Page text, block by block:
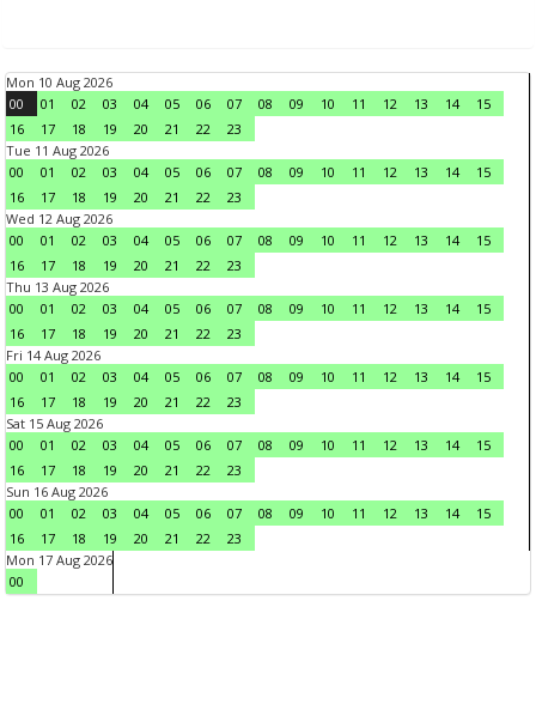
Mon 10 Aug 2026
00
01 02 03 04 05 06 07 08 09 10 11 12 13 14
15
16
17 18 19 20 21 22
23
Tue 11 Aug 2026
00
01 02 03 04 05 06 07 08 09 10 11 12 13 14
15
16
17 18 19 20 21 22
23
Wed 12 Aug 2026
00
01 02 03 04 05 06 07 08 09 10 11 12 13 14
15
16
17 18 19 20 21 22
23
Thu 13 Aug 2026
00
01 02 03 04 05 06 07 08 09 10 11 12 13 14
15
16
17 18 19 20 21 22
23
Fri 14 Aug 2026
00
01 02 03 04 05 06 07 08 09 10 11 12 13 14
15
16
17 18 19 20 21 22
23
Sat 15 Aug 2026
00
01 02 03 04 05 06 07 08 09 10 11 12 13 14
15
16
17 18 19 20 21 22
23
Sun 16 Aug 2026
00
01 02 03 04 05 06 07 08 09 10 11 12 13 14
15
16
17 18 19 20 21 22
23
Mon 17 Aug 2026
00